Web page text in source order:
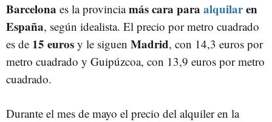
Barcelona es la provinciamás cara para alquilaren
España, según idealista. El precio por metro cuadrado
es de 15 euros y le siguen Madrid, con 14,3 euros por
metro cuadrado y Guipúzcoa, con 13,9 euros por metro
cuadrado.
Durante el mes de mayo el precio del alquiler en la